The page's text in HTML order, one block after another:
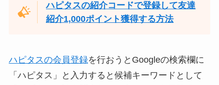
ハピタスの紹介コードで登録して友達
紹介1,000ポイント獲得する方法
ハピタスの会員登録を行おうとGoogleの検索欄に
「ハピタス」と入力すると候補キーワードとして